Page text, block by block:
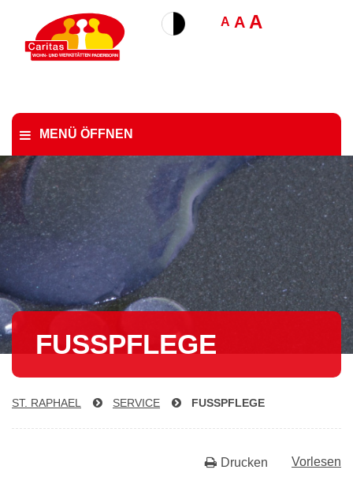
A A A
MENÜ ÖFFNEN
FUSSPFLEGE
ST. RAPHAEL SERVICE FUSSPFLEGE
Vorlesen
Drucken